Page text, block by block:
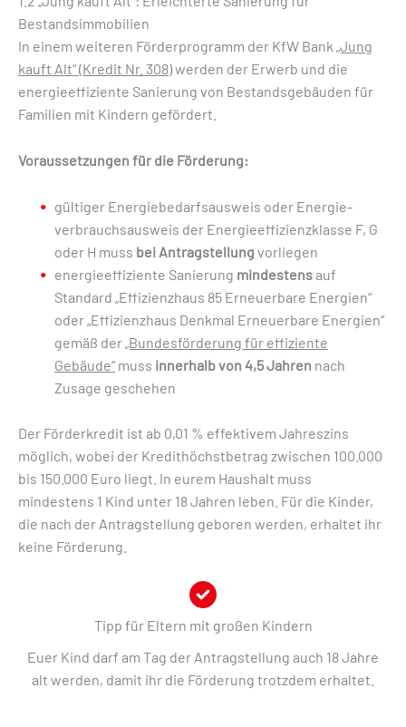
Bestandsimmobilien
In einem weiteren Förderprogramm der KfW Bank „Jung
kauft Alt“ (Kredit Nr. 308)werden der Erwerb und die
energieeffiziente Sanierung von Bestandsgebäuden für
Familien mit Kindern gefördert.
Voraussetzungen für die Förderung:
gültiger Energiebedarfsausweis oder Energie­
verbrauchs­ausweis der Energieeffizienzklasse F, G
oder H muss bei Antragstellung vorliegen
energieeffiziente Sanierung mindestensauf
Standard „Effizienzhaus 85 Erneuerbare Energien“
oder „Effizienzhaus Denkmal Erneuerbare Energien“
gemäß der „Bundesförderung für effiziente
Gebäude“ muss innerhalb von 4,5 Jahren nach
Zusage geschehen
Der Förderkredit ist ab 0,01 % effektivem Jahreszins
möglich, wobei der Kredithöchstbetrag zwischen 100.000
bis 150.000 Euro liegt. In eurem Haushalt muss
mindestens 1 Kind unter 18 Jahren leben. Für die Kinder,
die nach der Antragstellung geboren werden, erhaltet ihr
keine Förderung.
Tipp für Eltern mit großen Kindern
Euer Kind darf am Tag der Antragstellung auch 18 Jahre
alt werden, damit ihr die Förderung trotzdem erhaltet.